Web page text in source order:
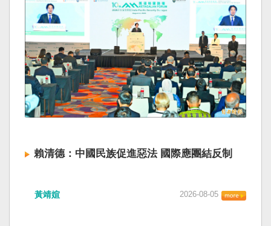
賴清德：中國民族促進惡法 國際應團結反制
黃靖媗 2026-08-05